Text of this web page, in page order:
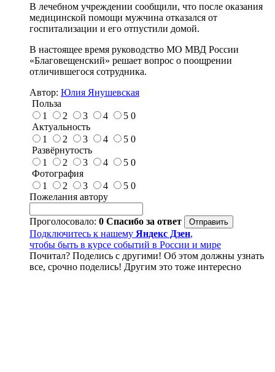
В лечебном учреждении сообщили, что после оказания
медицинской помощи мужчина отказался от
госпитализации и его отпустили домой.
В настоящее время руководство МО МВД России
«Благовещенский» решает вопрос о поощрении
отличившегося сотрудника.
Автор: Юлия Янушевская
Польза
1
2 3 4 5 0
Актуальность
1
2 3 4 5 0
Развёрнутость
1
2 3 4 5 0
Фотография
1
2 3 4 5 0
Пожелания автору
Проголосовало: 0 Спасибо за ответ
Подключитесь к нашему Яндекс Дзен,
чтобы быть в курсе событий в России и мире
Почитал? Поделись с другими! Об этом должны узнать
все, срочно поделись! Другим это тоже интересно